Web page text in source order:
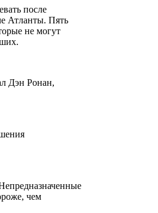
после
Атланты. Пять
не могут
Дэн Ронан,
чем